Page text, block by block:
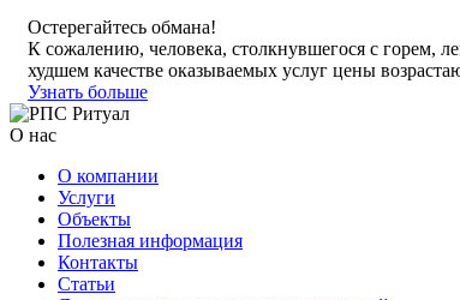
Остерегайтесь обмана!
К сожалению, человека, столкнувшегося с горем,
худшем качестве оказываемых услуг цены
Узнать больше
О нас
О компании
Услуги
Объекты
Полезная информация
Контакты
Статьи